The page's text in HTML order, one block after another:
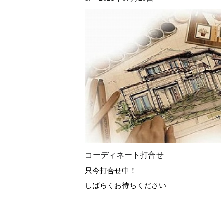
コーディネート打合せ
只今打合せ中！
しばらくお待ちください